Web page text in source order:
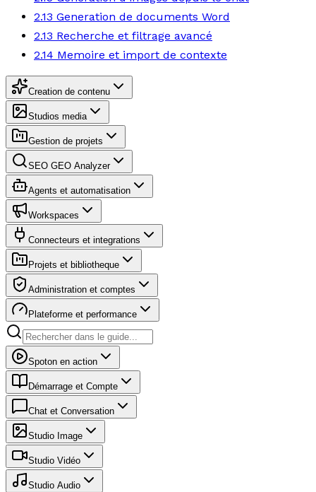
2.13 Generation de documents Word
2.13 Recherche et filtrage avancé
2.14 Memoire et import de contexte
Creation de contenu
Studios media
Gestion de projets
SEO GEO Analyzer
Agents et automatisation
Workspaces
Connecteurs et integrations
Projets et bibliotheque
Administration et comptes
Plateforme et performance
Spoton en action
Démarrage et Compte
Chat et Conversation
Studio Image
Studio Vidéo
Studio Audio